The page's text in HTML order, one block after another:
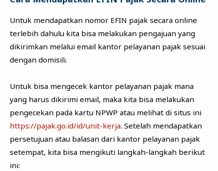
Untuk mendapatkan nomor EFIN pajak secara online
terlebih dahulu kita bisa melakukan pengajuan yang
dikirimkan melalui email kantor pelayanan pajak sesuai
dengan domisili.
Untuk bisa mengecek kantor pelayanan pajak mana
yang harus dikirimi email, maka kita bisa melakukan
pengecekan pada kartu NPWP atau melihat di situs ini
https://pajak.go.id/id/unit-kerja. Setelah mendapatkan
persetujuan atau balasan dari kantor pelayanan pajak
setempat, kita bisa mengikuti langkah-langkah berikut
ini: